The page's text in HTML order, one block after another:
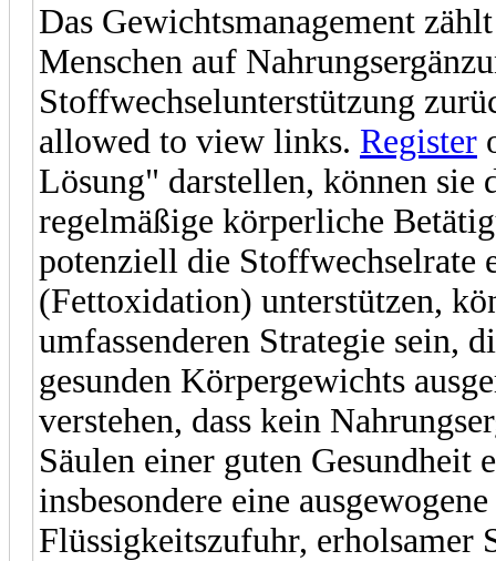
Das Gewichtsmanagement
Menschen auf
Stoffwechselunterstützung
allowed to view links. Register
Lösung" darstellen, können sie
regelmäßige körperliche
potenziell die Stoffwechselrate
(Fettoxidation) unterstützen,
umfassenderen Strategie sein,
gesunden Körpergewichts
verstehen, dass kein
Säulen einer guten Gesundheit
insbesondere eine
Flüssigkeitszufuhr, erholsamer